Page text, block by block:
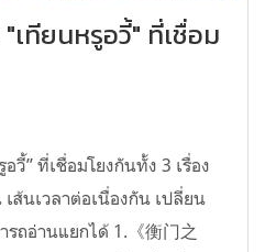
เทียนหรูอวี้" ที่เชื่อม
วี้” ที่เชื่อมโยงกันทั้ง 3 เรื่อง
ส้นเวลาต่อเนื่องกัน เปลี่ยน
รถอ่านแยกได้ 1.《衡门之